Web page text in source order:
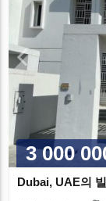
3 000
Dubai, UAE의